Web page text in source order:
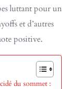
luttant pour un
et d’autres
positive.
du sommet :